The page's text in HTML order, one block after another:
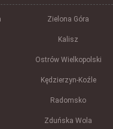
Zielona Góra
Kalisz
Ostrów Wielkopolski
Kędzierzyn-Koźle
Radomsko
Zduńska Wola